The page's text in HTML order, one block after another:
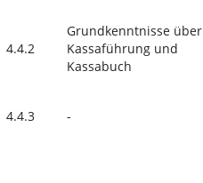
4.4.2
Grundkenntnisse über
Kassaführung und
Kassabuch
4.4.3 -